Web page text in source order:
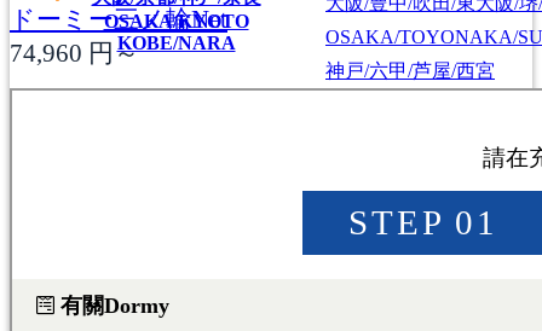
OSAKA/KYOTO
KOBE/NARA
OSAKA/TOYONAKA/
神戸/六甲/芦屋/西宮
福岡/博多/天神/伊都/大
ドーミー三ノ輪Net
74,960 円～